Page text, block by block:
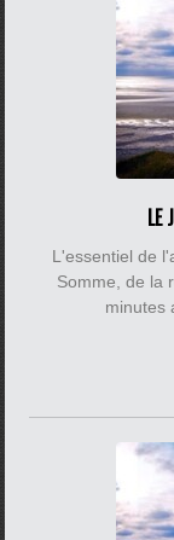
LE
L'essentiel de
Somme, de la
minutes